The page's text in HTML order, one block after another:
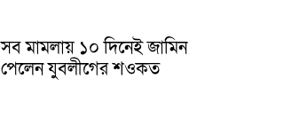
সব মামলায় ১০ দিনেই জামিন
পেলেন যুবলীগের শওকত